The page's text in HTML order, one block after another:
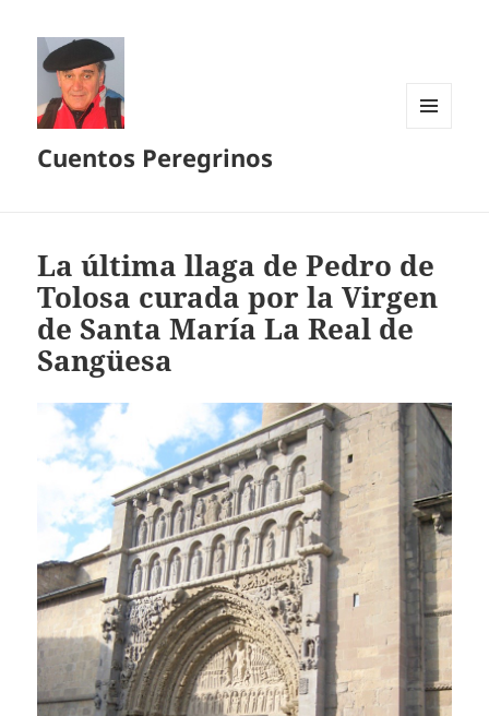
Cuentos Peregrinos
La última llaga de Pedro de
Tolosa curada por la Virgen
de Santa María La Real de
Sangüesa